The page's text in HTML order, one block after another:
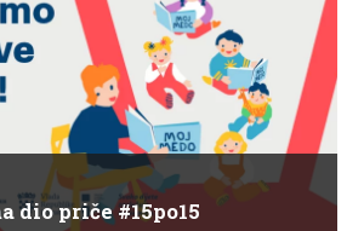
dio priče #15po15